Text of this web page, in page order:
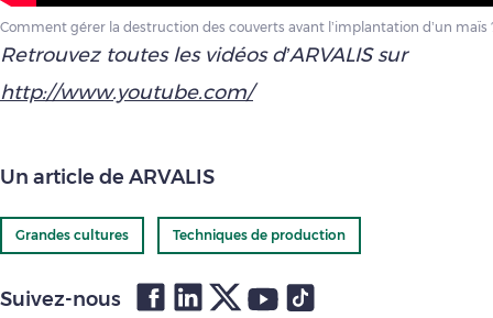
Comment gérer la destruction des couverts avant l’implantation d’un maïs
Retrouvez toutes les vidéos d’ARVALIS sur
http://www.youtube.com/
Un article de ARVALIS
Grandes cultures Techniques de production
Suivez-nous